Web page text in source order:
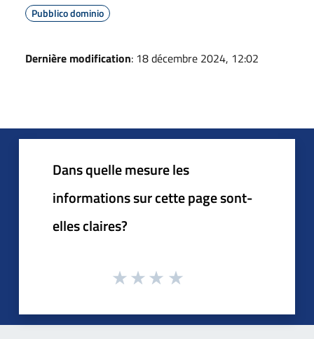
Pubblico dominio
Dernière modification: 18 décembre 2024, 12:02
Dans quelle mesure les
informations sur cette page sont-
elles claires?